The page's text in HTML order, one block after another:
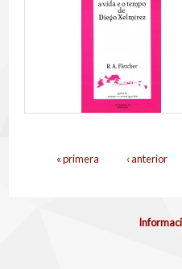
Páginas« primera ‹ anterior